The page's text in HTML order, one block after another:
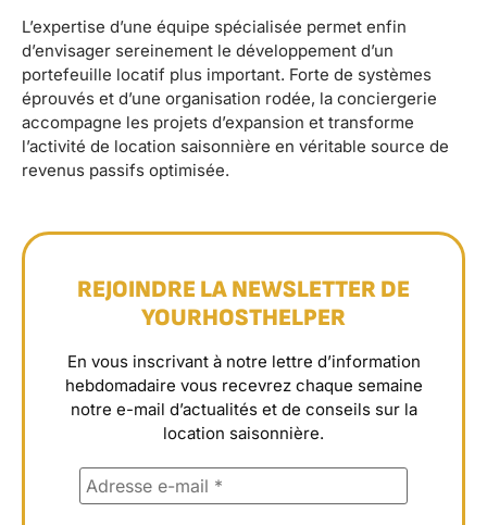
L’expertise d’une équipe spécialisée permet enfin
d’envisager sereinement le développement d’un
portefeuille locatif plus important. Forte de systèmes
éprouvés et d’une organisation rodée, la conciergerie
accompagne les projets d’expansion et transforme
l’activité de location saisonnière en véritable source de
revenus passifs optimisée.
REJOINDRE LA NEWSLETTER DE
YOURHOSTHELPER
En vous inscrivant à notre lettre d’information
hebdomadaire vous recevrez chaque semaine
notre e-mail d’actualités et de conseils sur la
location saisonnière.